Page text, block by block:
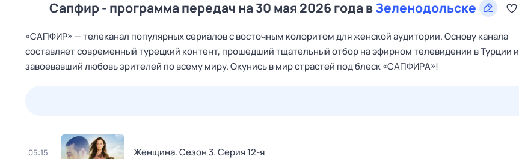
Сапфир - программа передач на 30 мая 2026 года вЗеленодольске
«САПФИР» — телеканал популярных сериалов с восточным колоритом для женской аудитории. Основу канала
составляет современный турецкий контент, прошедший тщательный отбор на эфирном телевидении в Турции и
завоевавший любовь зрителей по всему миру. Окунись в мир страстей под блеск «САПФИРА»!
05:15 Женщина. Сезон 3. Серия 12-я